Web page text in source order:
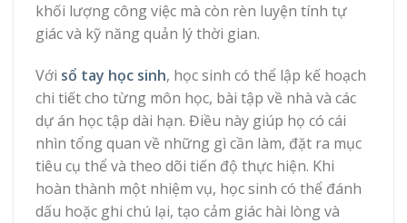
khối lượng công việc mà còn rèn luyện tính tự
giác và kỹ năng quản lý thời gian.
Với sổ tay học sinh, học sinh có thể lập kế hoạch
chi tiết cho từng môn học, bài tập về nhà và các
dự án học tập dài hạn. Điều này giúp họ có cái
nhìn tổng quan về những gì cần làm, đặt ra mục
tiêu cụ thể và theo dõi tiến độ thực hiện. Khi
hoàn thành một nhiệm vụ, học sinh có thể đánh
dấu hoặc ghi chú lại, tạo cảm giác hài lòng và